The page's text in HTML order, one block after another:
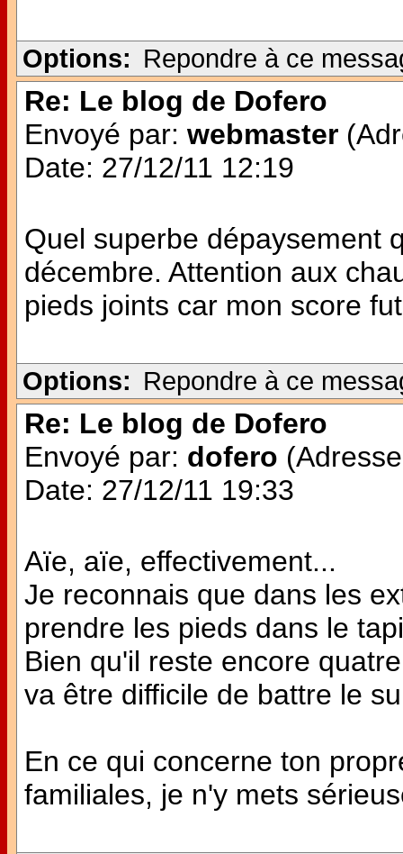
Options: Repondre à ce
Re: Le blog de Dofero
Envoyé par: webmaster
Date: 27/12/11 12:19
Quel superbe dépaysement
décembre. Attention aux
pieds joints car mon score
Options: Repondre à ce
Re: Le blog de Dofero
Envoyé par: dofero
Date: 27/12/11 19:33
Aïe, aïe, effectivement...
Je reconnais que dans les
prendre les pieds dans le
Bien qu'il reste encore
va être difficile de battre le
En ce qui concerne ton
familiales, je n'y mets